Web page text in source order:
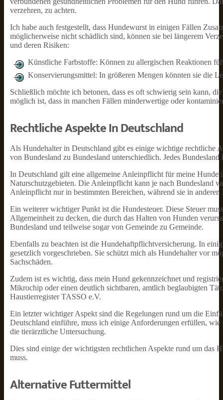
verzehren, zu achten.
Ich habe auch festgestellt, dass Hundewurst in einigen Fällen
möglicherweise nicht schädlich sind, können sie bei längerem
und deren Risiken:
Künstliche Farbstoffe: Können zu allergischen Reaktionen
Konservierungsmittel: In größeren Mengen könnten sie die
Schließlich möchte ich betonen, dass es oft schwierig sein kann,
möglich ist, dass in manchen Fällen minderwertige oder
Rechtliche Aspekte In Deutschland
Als Hundehalter in Deutschland gibt es einige wichtige rechtliche
von Bundesland zu Bundesland unterschiedlich. Jedes
In Deutschland gilt eine allgemeine Anleinpflicht für meine
Naturschutzgebieten. Die Anleinpflicht kann je nach Bundesland
Anleinpflicht nur in bestimmten Bereichen, während sie in
Ein weiterer wichtiger Punkt ist die Hundesteuer. Diese Steuer
Allgemeinheit zu decken, die durch das Halten von Hunden
Bundesland und teilweise sogar von Gemeinde zu Gemeinde.
Ebenfalls zu beachten ist die Hundehaftpflichtversicherung. In
gesetzlich vorgeschrieben. Sie schützt mich als Hundehalter vor
Sachschäden.
Zudem ist es wichtig, dass mein Hund gekennzeichnet und
Mikrochip oder einen deutlich sichtbaren, amtlich beglaubigten
Haustierregister TASSO e.V.
Ein letzter wichtiger Aspekt sind die Regelungen rund um die
Deutschland einführe, muss ich einige Anforderungen erfüllen,
die tierärztliche Untersuchung.
Dies sind einige der wichtigsten rechtlichen Aspekte rund um das
muss.
Alternative Futtermittel